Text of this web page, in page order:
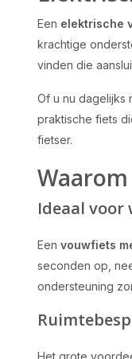
Een elektrische
krachtige
vinden die
Of u nu dagelijks
praktische fiets
fietser.
Ideaal
Een vouwfiets
seconden op,
ondersteuning
Het grote